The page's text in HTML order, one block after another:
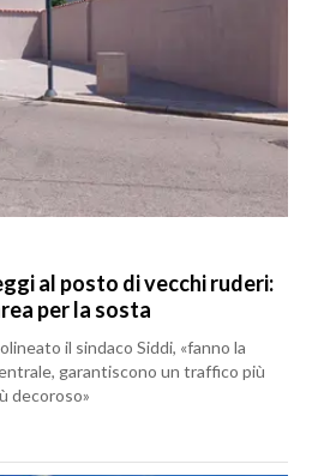
al posto di vecchi ruderi:
per la sosta
il sindaco Siddi, «fanno la
garantiscono un traffico più
decoroso»